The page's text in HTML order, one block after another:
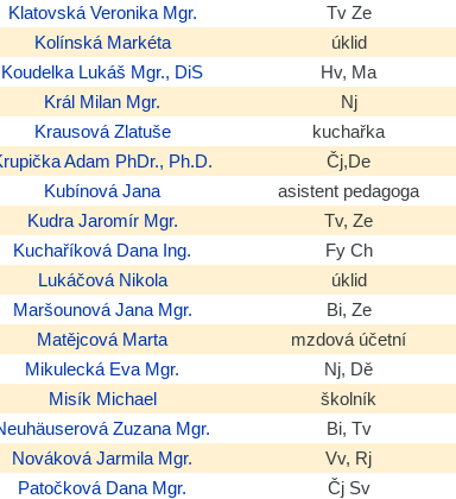
Klatovská Veronika Mgr. Tv Ze
Kolínská Markéta úklid
Koudelka Lukáš Mgr., DiS Hv, Ma
Král Milan Mgr. Nj
Krausová Zlatuše kuchařka
Adam PhDr., Ph.D. Čj,De
Kubínová Jana asistent pedagoga
Kudra Jaromír Mgr. Tv, Ze
Kuchaříková Dana Ing. Fy Ch
Lukáčová Nikola úklid
Maršounová Jana Mgr. Bi, Ze
Matějcová Marta mzdová účetní
Mikulecká Eva Mgr. Nj, Dě
Misík Michael školník
Zuzana Mgr. Bi, Tv
Nováková Jarmila Mgr. Vv, Rj
Patočková Dana Mgr. Čj Sv